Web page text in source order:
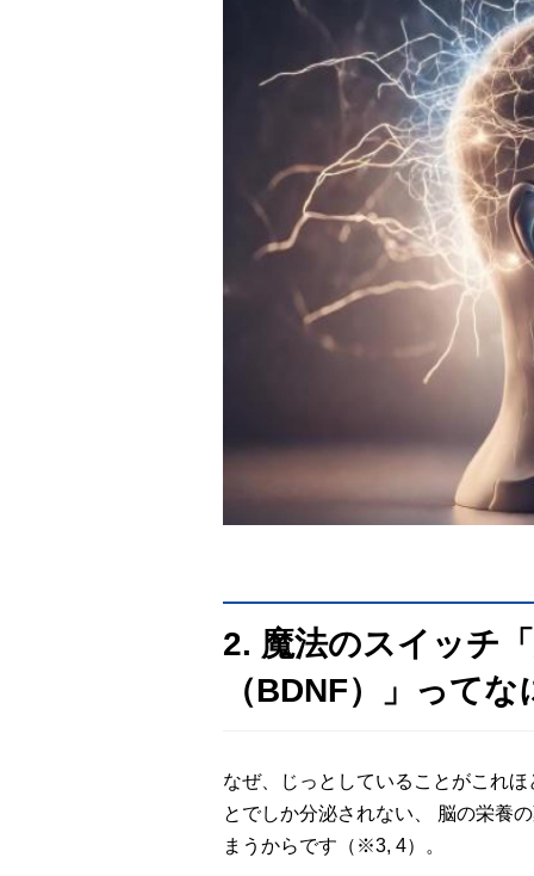
2. 魔法のスイッチ
（BDNF）」ってな
なぜ、じっとしていることがこれ
とでしか分泌されない、 脳の栄養
まうからです（※3, 4）。